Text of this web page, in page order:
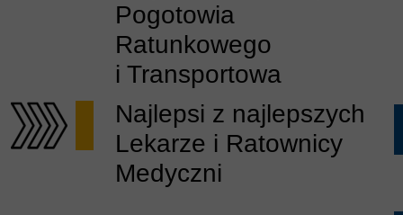
Najlepsi z najlepszych
Lekarze i Ratownicy
Medyczni
Pogotowia
Ratunkowego
i Transportowa
Koronawirus